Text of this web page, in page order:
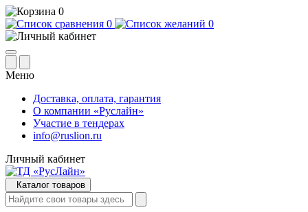
0
0
0
Меню
Доставка, оплата, гарантия
О компании «Руслайн»
Участие в тендерах
info@ruslion.ru
Личный кабинет
Каталог товаров